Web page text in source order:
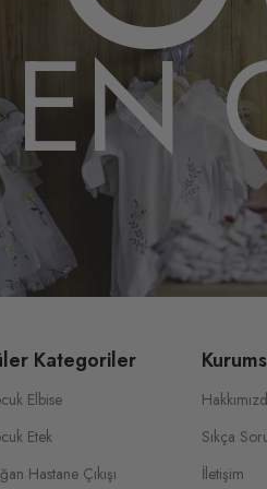
EN
Kategoriler
Elbise
Etek
Hastane Çıkışı
Sıkça
İletişim